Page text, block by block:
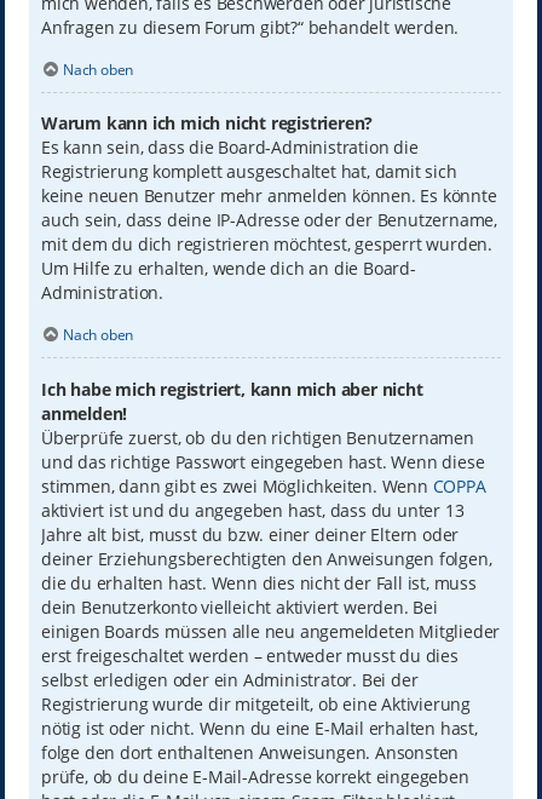
Anfragen zu diesem Forum gibt?“ behandelt werden.
Nach oben
Warum kann ich mich nicht registrieren?
Es kann sein, dass die Board-Administration die
Registrierung komplett ausgeschaltet hat, damit sich
keine neuen Benutzer mehr anmelden können. Es könnte
auch sein, dass deine IP-Adresse oder der Benutzername,
mit dem du dich registrieren möchtest, gesperrt wurden.
Um Hilfe zu erhalten, wende dich an die Board-
Administration.
Nach oben
Ich habe mich registriert, kann mich aber nicht
anmelden!
Überprüfe zuerst, ob du den richtigen Benutzernamen
und das richtige Passwort eingegeben hast. Wenn diese
stimmen, dann gibt es zwei Möglichkeiten. Wenn COPPA
aktiviert ist und du angegeben hast, dass du unter 13
Jahre alt bist, musst du bzw. einer deiner Eltern oder
deiner Erziehungsberechtigten den Anweisungen folgen,
die du erhalten hast. Wenn dies nicht der Fall ist, muss
dein Benutzerkonto vielleicht aktiviert werden. Bei
einigen Boards müssen alle neu angemeldeten Mitglieder
erst freigeschaltet werden – entweder musst du dies
selbst erledigen oder ein Administrator. Bei der
Registrierung wurde dir mitgeteilt, ob eine Aktivierung
nötig ist oder nicht. Wenn du eine E-Mail erhalten hast,
folge den dort enthaltenen Anweisungen. Ansonsten
prüfe, ob du deine E-Mail-Adresse korrekt eingegeben